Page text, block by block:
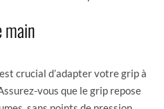
crucial d’adapter votre grip à
vous que le grip repose